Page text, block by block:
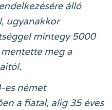
álló
ugyanakkor
mintegy 5000
meg a
es német
a fiatal, alig 35 éves